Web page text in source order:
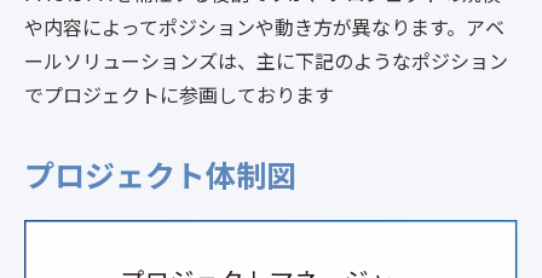
や内容によってポジションや動き方が異なります。 アベ
ールソリューションズは、主に下記のようなポジション
でプロジェクトに参画しております
プロジェクト体制図